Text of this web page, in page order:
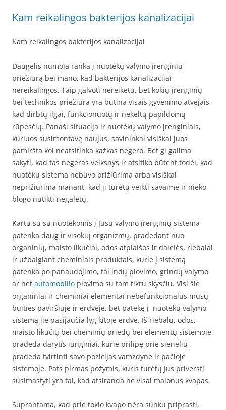
Kam reikalingos bakterijos kanalizacijai
Kam reikalingos bakterijos kanalizacijai
Daugelis numoja ranka į nuotėkų valymo įrenginių
priežiūrą bei mano, kad bakterijos kanalizacijai
nereikalingos. Taip galvoti nereikėtų, bet kokių įrenginių
bei technikos priežiūra yra būtina visais gyvenimo atvejais,
kad dirbtų ilgai, funkcionuotų ir nekeltų papildomų
rūpesčių. Panaši situacija ir nuotėkų valymo įrenginiais,
kuriuos susimontavę naujus, savininkai visiškai juos
pamiršta kol neatsitinka kažkas negero. Bet gi galima
sakyti, kad tas negeras veiksnys ir atsitiko būtent todėl, kad
nuotėkų sistema nebuvo prižiūrima arba visiškai
neprižiūrima manant, kad ji turėtų veikti savaime ir nieko
blogo nutikti negalėtų.
Kartu su su nuotėkomis į Jūsų valymo įrenginių sistema
patenka daug ir visokių organizmų, pradedant nuo
organinių, maisto likučiai, odos atplaišos ir dalelės, riebalai
ir užbaigiant cheminiais produktais, kurie į sistemą
patenka po panaudojimo, tai indų plovimo, grindų valymo
ar net automobilio plovimo su tam tikru skysčiu. Visi šie
organiniai ir cheminiai elementai nebefunkcionalūs mūsų
buities paviršiuje ir erdvėje, bet patekę į nuotėkų valymo
sistemą jie pasijaučia lyg kitoje erdvė. Iš riebalų, odos,
maisto likučių bei cheminių priedų bei elementų sistemoje
pradeda darytis junginiai, kurie prilipę prie sienelių
pradeda tvirtinti savo pozicijas vamzdyne ir pačioje
sistemoje. Pats pirmas požymis, kuris turėtų Jus priversti
susimastyti yra tai, kad atsiranda ne visai malonus kvapas.
Suprantama, kad prie tokio kvapo nėra sunku priprasti,